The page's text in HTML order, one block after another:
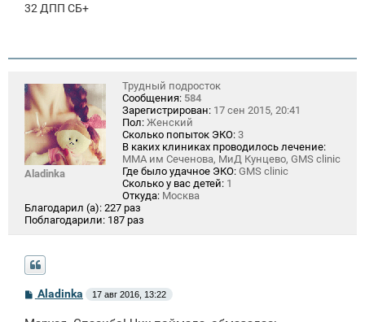
32 ДПП СБ+
Aladinka
Трудный подросток
Сообщения: 584
Зарегистрирован: 17 сен 2015, 20:41
Пол: Женский
Сколько попыток ЭКО: 3
В каких клиниках проводилось лечение:
ММА им Сеченова, МиД Кунцево, GMS clinic
Где было удачное ЭКО: GMS clinic
Сколько у вас детей: 1
Откуда: Москва
Благодарил (а): 227 раз
Поблагодарили: 187 раз
С
Aladinka 17 авг 2016, 13:22